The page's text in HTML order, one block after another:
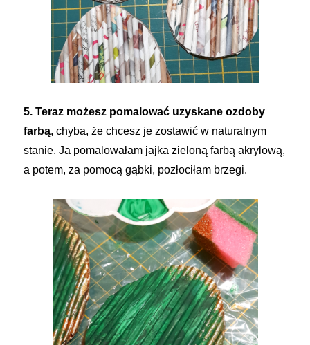
5. Teraz możesz pomalować uzyskane ozdoby
farbą, chyba, że chcesz je zostawić w naturalnym
stanie. Ja pomalowałam jajka zieloną farbą akrylową,
a potem, za pomocą gąbki, pozłociłam brzegi.